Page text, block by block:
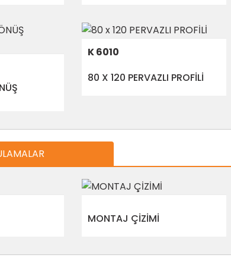
K 6010
80 X 120 PERVAZLI PROFİLİ
MONTAJ ÇİZİMİ